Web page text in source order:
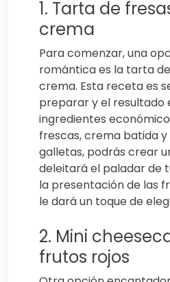
1. Tarta de
crema
Para comenzar, una
romántica es la tarta
crema. Esta receta es
preparar y el resultado
ingredientes
frescas, crema batida y
galletas, podrás crear
deleitará el paladar de
la presentación de las
le dará un toque de
2. Mini
frutos rojos